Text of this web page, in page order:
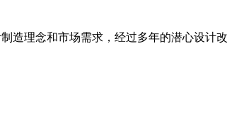
造理念和市场需求，经过多年的潜心设计改